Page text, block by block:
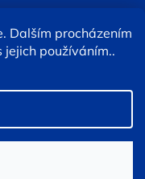
Dalším procházením
používáním..
cookies